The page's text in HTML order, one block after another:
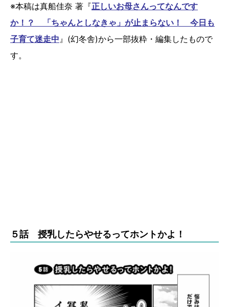
※本稿は真船佳奈 著『正しいお母さんってなんです
か！？ 「ちゃんとしなきゃ」が止まらない！ 今日も
子育て迷走中 』(幻冬舎)から一部抜粋・編集したもので
す。
５話 授乳したらやせるってホントかよ！